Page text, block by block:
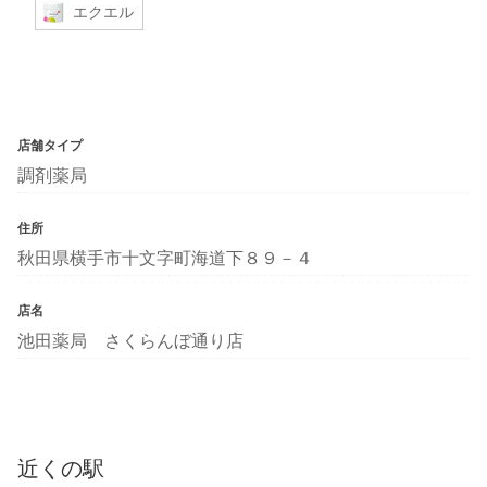
エクエル
店舗タイプ
調剤薬局
住所
秋田県横手市十文字町海道下８９－４
店名
池田薬局 さくらんぼ通り店
近くの駅